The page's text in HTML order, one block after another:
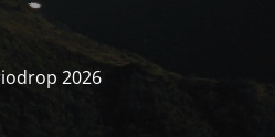
2026